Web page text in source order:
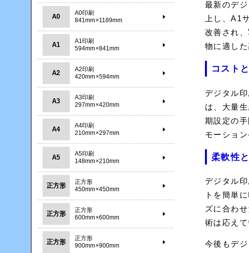
最新のデ
上し、A1
改善され
物に適し
コスト
デジタル
は、大量
期設定の
モーショ
柔軟性
デジタル
トを簡単
ズに合わ
術は応えて
今後もデ
A0
A0印刷
841mm×1189mm
A1
A1印刷
594mm×841mm
A2
A2印刷
420mm×594mm
A3
A3印刷
297mm×420mm
A4
A4印刷
210mm×297mm
A5
A5印刷
148mm×210mm
正方形
正方形
450mm×450mm
正方形
正方形
600mm×600mm
正方形
正方形
900mm×900mm